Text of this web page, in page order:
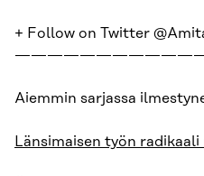
+ Follow on Twitter
Aiemmin sarjassa
Länsimaisen työn